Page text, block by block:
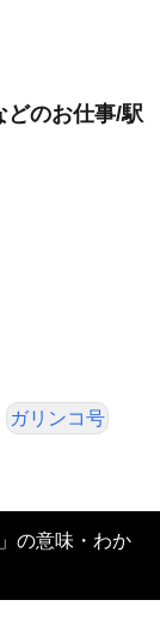
どのお仕事/駅
ガリンコ号
の意味・わか